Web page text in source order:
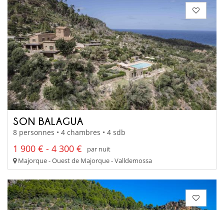
SON BALAGUA
8 personnes • 4 chambres • 4 sdb
1 900 € - 4 300 €
par nuit
Majorque - Ouest de Majorque - Valldemossa